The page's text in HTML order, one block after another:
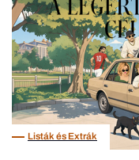
Listák és Extrák